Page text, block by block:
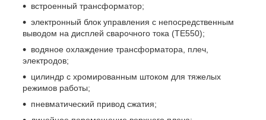
встроенный трансформатор;
электронный блок управления с непосредственным
выводом на дисплей сварочного тока (TE550);
водяное охлаждение трансформатора, плеч,
электродов;
цилиндр с хромированным штоком для тяжелых
режимов работы;
пневматический привод сжатия;